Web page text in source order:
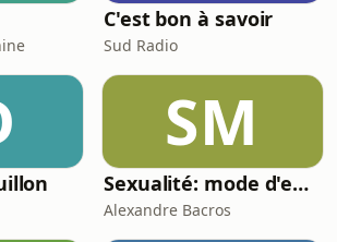
C'est bon à savoir
Sud Radio
SM
Sexualité: mode d'emploi
Alexandre Bacros